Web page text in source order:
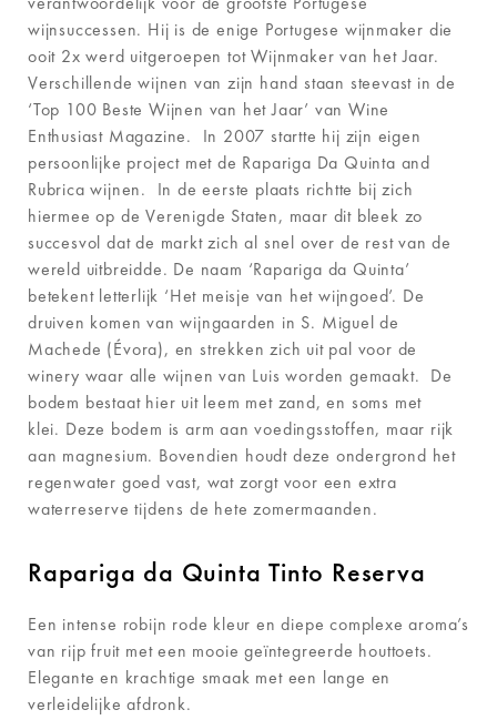
wijnsuccessen. Hij is de enige Portugese wijnmaker die
ooit 2x werd uitgeroepen tot Wijnmaker van het Jaar.
Verschillende wijnen van zijn hand staan steevast in de
‘Top 100 Beste Wijnen van het Jaar’ van Wine
Enthusiast Magazine. In 2007 startte hij zijn eigen
persoonlijke project met de Rapariga Da Quinta and
Rubrica wijnen. In de eerste plaats richtte bij zich
hiermee op de Verenigde Staten, maar dit bleek zo
succesvol dat de markt zich al snel over de rest van de
wereld uitbreidde. De naam ‘Rapariga da Quinta’
betekent letterlijk ‘Het meisje van het wijngoed’. De
druiven komen van wijngaarden in S. Miguel de
Machede (Évora), en strekken zich uit pal voor de
winery waar alle wijnen van Luis worden gemaakt. De
bodem bestaat hier uit leem met zand, en soms met
klei. Deze bodem is arm aan voedingsstoffen, maar rijk
aan magnesium. Bovendien houdt deze ondergrond het
regenwater goed vast, wat zorgt voor een extra
waterreserve tijdens de hete zomermaanden.
Rapariga da Quinta Tinto Reserva
Een intense robijn rode kleur en diepe complexe aroma’s
van rijp fruit met een mooie geïntegreerde houttoets.
Elegante en krachtige smaak met een lange en
verleidelijke afdronk.